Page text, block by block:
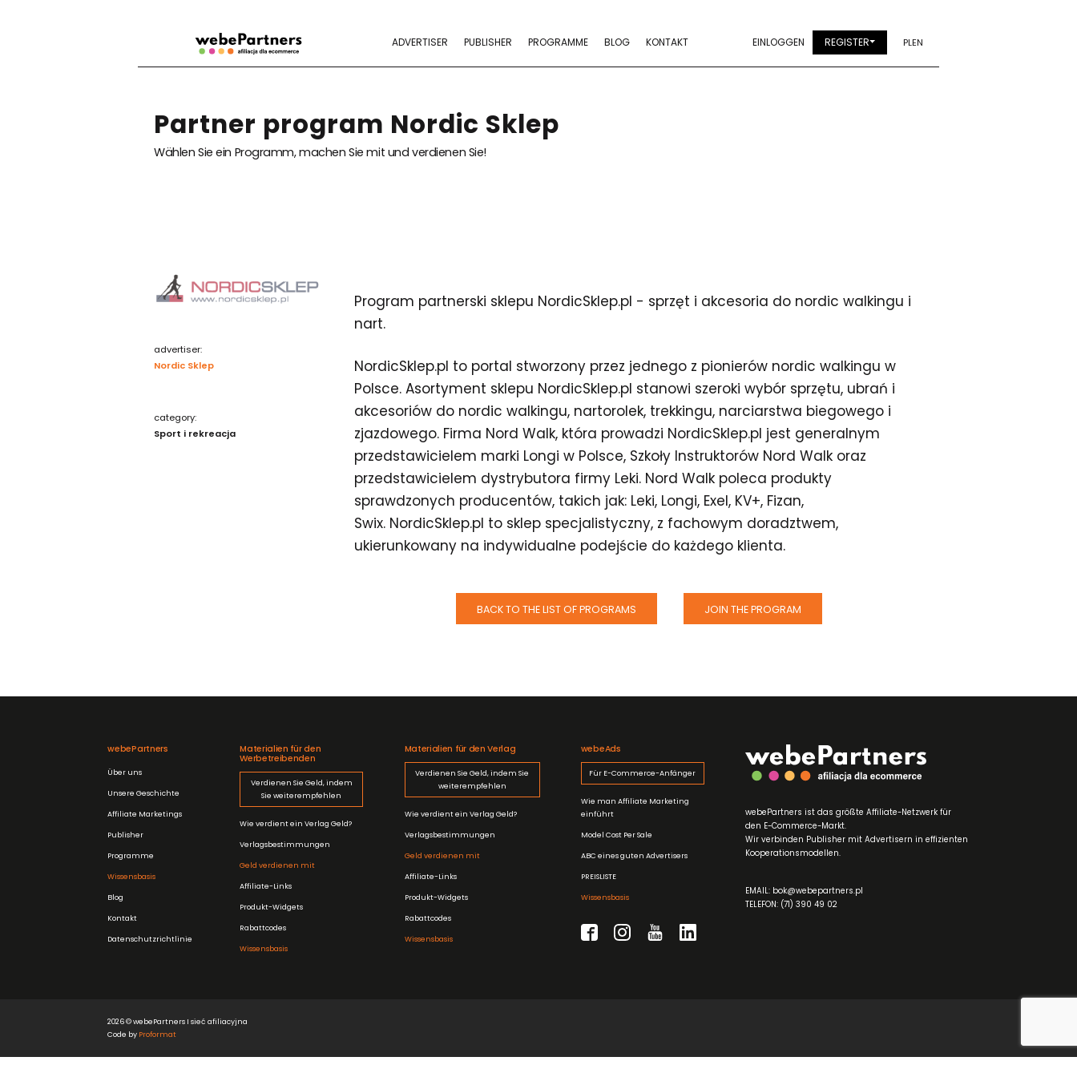
PLEN
EINLOGGEN REGISTER
ADVERTISER PUBLISHER PROGRAMME BLOG KONTAKT
Partner program Nordic Sklep
Wählen Sie ein Programm, machen Sie mit und verdienen Sie!
advertiser:
Nordic Sklep
category:
Sport i rekreacja
Program partnerski sklepu NordicSklep.pl - sprzęt i akcesoria do nordic walkingu i
nart.
NordicSklep.pl to portal stworzony przez jednego z pionierów nordic walkingu w
Polsce. Asortyment sklepu NordicSklep.pl stanowi szeroki wybór sprzętu, ubrań i
akcesoriów do nordic walkingu, nartorolek, trekkingu, narciarstwa biegowego i
zjazdowego. Firma Nord Walk, która prowadzi NordicSklep.pl jest generalnym
przedstawicielem marki Longi w Polsce, Szkoły Instruktorów Nord Walk oraz
przedstawicielem dystrybutora firmy Leki. Nord Walk poleca produkty
sprawdzonych producentów, takich jak: Leki, Longi, Exel, KV+, Fizan,
Swix. NordicSklep.pl to sklep specjalistyczny, z fachowym doradztwem,
ukierunkowany na indywidualne podejście do każdego klienta.
BACK TO THE LIST OF PROGRAMS JOIN THE PROGRAM
webePartners
Über uns
Unsere Geschichte
Affiliate Marketings
Publisher
Programme
Wissensbasis
Blog
Kontakt
Datenschutzrichtlinie
Materialien für den
Werbetreibenden
Verdienen Sie Geld, indem
Sie weiterempfehlen
Wie verdient ein Verlag Geld?
Verlagsbestimmungen
Geld verdienen mit
Affiliate-Links
Produkt-Widgets
Rabattcodes
Wissensbasis
Materialien für den Verlag
Verdienen Sie Geld, indem Sie
weiterempfehlen
Wie verdient ein Verlag Geld?
Verlagsbestimmungen
Geld verdienen mit
Affiliate-Links
Produkt-Widgets
Rabattcodes
Wissensbasis
webeAds
Für E-Commerce-Anfänger
Wie man Affiliate Marketing
einführt
Model Cost Per Sale
ABC eines guten Advertisers
PREISLISTE
Wissensbasis
webePartners ist das größte Affiliate-Netzwerk für
den E-Commerce-Markt.
Wir verbinden Publisher mit Advertisern in effizienten
Kooperationsmodellen.
EMAIL: bok@webepartners.pl
TELEFON: (71) 390 49 02
2026 © webePartners I sieć afiliacyjna
Code by Proformat